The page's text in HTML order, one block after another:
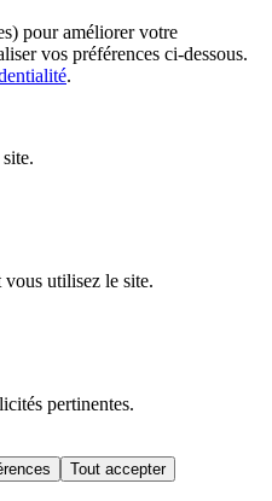
pour améliorer votre
vos préférences ci-dessous.
.
utilisez le site.
pertinentes.
Tout accepter